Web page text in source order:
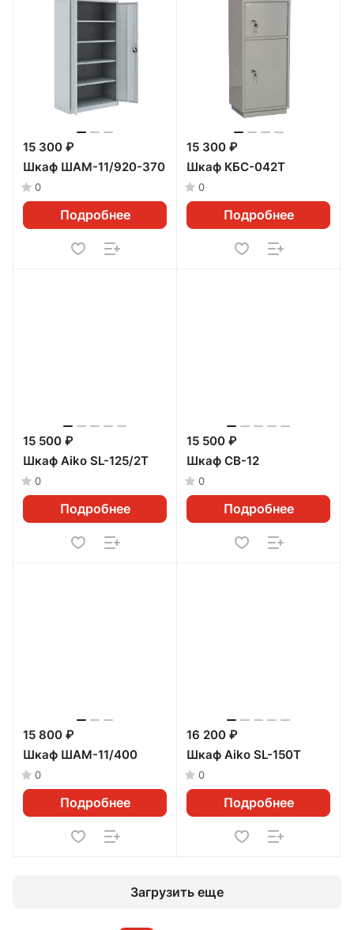
15 300 ₽
Шкаф ШАМ-11/920-370
0
Подробнее
15 300 ₽
Шкаф КБС-042Т
0
Подробнее
15 500 ₽
Шкаф Aiko SL-125/2T
0
Подробнее
15 500 ₽
Шкаф CB-12
0
Подробнее
15 800 ₽
Шкаф ШАМ-11/400
0
Подробнее
16 200 ₽
Шкаф Aiko SL-150Т
0
Подробнее
Загрузить еще